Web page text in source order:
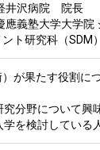
井沢病院 院長
義塾大学大学院
ト研究科（SDM
が果たす役割に
究分野について興
学を検討している